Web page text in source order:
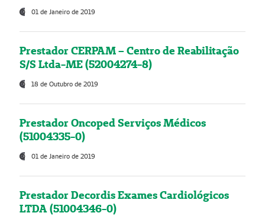
01 de Janeiro de 2019
Prestador CERPAM – Centro de Reabilitação
S/S Ltda-ME (52004274-8)
18 de Outubro de 2019
Prestador Oncoped Serviços Médicos
(51004335-0)
01 de Janeiro de 2019
Prestador Decordis Exames Cardiológicos
LTDA (51004346-0)